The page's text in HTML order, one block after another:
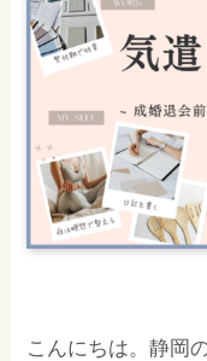
こんにちは。静岡